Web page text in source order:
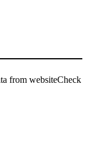
from websiteCheck